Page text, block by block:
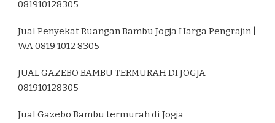
081910128305
Jual Penyekat Ruangan Bambu Jogja Harga Pengrajin |
WA 0819 1012 8305
JUAL GAZEBO BAMBU TERMURAH DI JOGJA
081910128305
Jual Gazebo Bambu termurah di Jogja